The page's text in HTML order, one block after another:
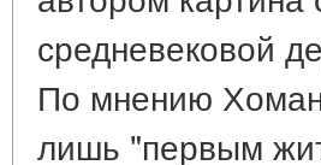
средневековой
По мнению
лишь "первым